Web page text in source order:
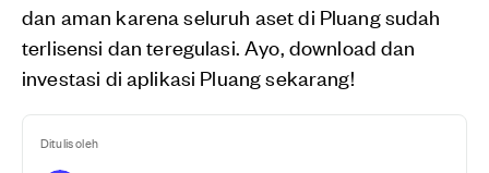
dan aman karena seluruh aset di Pluang sudah
terlisensi dan teregulasi. Ayo, download dan
investasi di aplikasi Pluang sekarang!
Ditulis oleh